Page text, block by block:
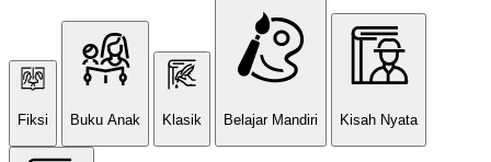
Fiksi Buku Anak Klasik Belajar Mandiri Kisah Nyata